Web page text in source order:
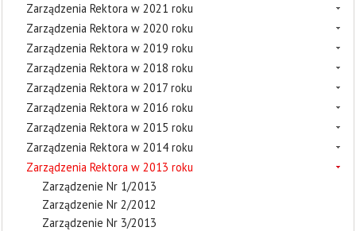
Zarządzenia Rektora w 2021 roku
Zarządzenia Rektora w 2020 roku
Zarządzenia Rektora w 2019 roku
Zarządzenia Rektora w 2018 roku
Zarządzenia Rektora w 2017 roku
Zarządzenia Rektora w 2016 roku
Zarządzenia Rektora w 2015 roku
Zarządzenia Rektora w 2014 roku
Zarządzenia Rektora w 2013 roku
Zarządzenie Nr 1/2013
Zarządzenie Nr 2/2012
Zarządzenie Nr 3/2013